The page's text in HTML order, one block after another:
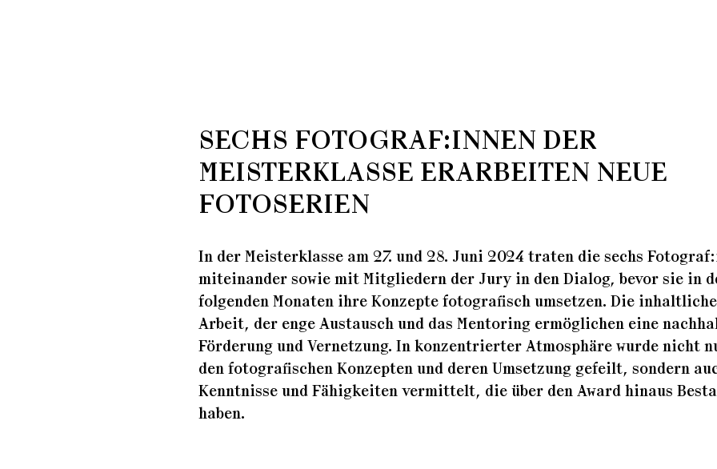
SECHS FOTOGRAF:INNEN DER
MEISTERKLASSE ERARBEITEN NEUE
FOTOSERIEN
In der Meisterklasse am 27. und 28. Juni 2024 traten die sechs
miteinander sowie mit Mitgliedern der Jury in den Dialog, bevor sie in
folgenden Monaten ihre Konzepte fotografisch umsetzen. Die inhaltliche
Arbeit, der enge Austausch und das Mentoring ermöglichen eine
Förderung und Vernetzung. In konzentrierter Atmosphäre wurde nicht
den fotografischen Konzepten und deren Umsetzung gefeilt, sondern
Kenntnisse und Fähigkeiten vermittelt, die über den Award hinaus
haben.